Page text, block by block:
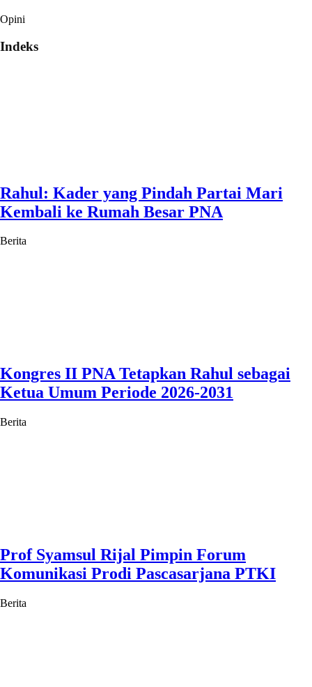
Opini
Indeks
Rahul: Kader yang Pindah Partai Mari
Kembali ke Rumah Besar PNA
Berita
Kongres II PNA Tetapkan Rahul sebagai
Ketua Umum Periode 2026-2031
Berita
Prof Syamsul Rijal Pimpin Forum
Komunikasi Prodi Pascasarjana PTKI
Berita